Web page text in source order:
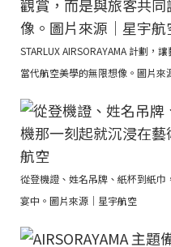
STARLUX AIRSORAYAMA 計劃，
當代航空美學的無限想像。圖片來
從登機證、姓名吊牌、紙杯到紙
宴中。圖片來源｜星宇航空